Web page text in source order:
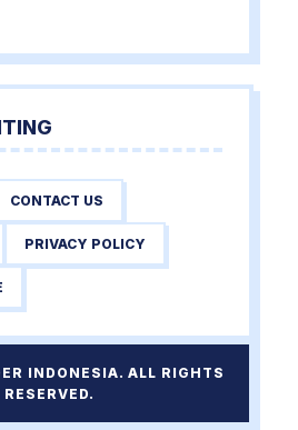
CONTACT US
PRIVACY POLICY
INDONESIA. ALL RIGHTS
RESERVED.